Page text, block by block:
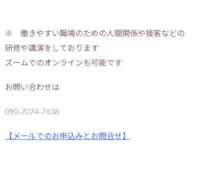
※ 働きやすい職場のための人間関係や接客などの
研修や講演をしております
ズームでのオンラインも可能です
お問い合わせは
090-7074-7638
【メールでのお申込みとお問合せ】